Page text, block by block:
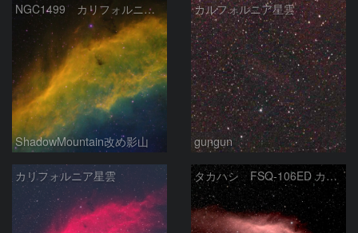
NGC1499 カリフォルニア星雲
ShadowMountain改め影山
カルフォルニア星雲
gungun
カリフォルニア星雲 タカハシ FSQ-106ED カリフォルニア星雲